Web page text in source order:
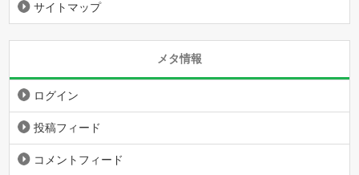
サイトマップ
メタ情報
ログイン
投稿フィード
コメントフィード